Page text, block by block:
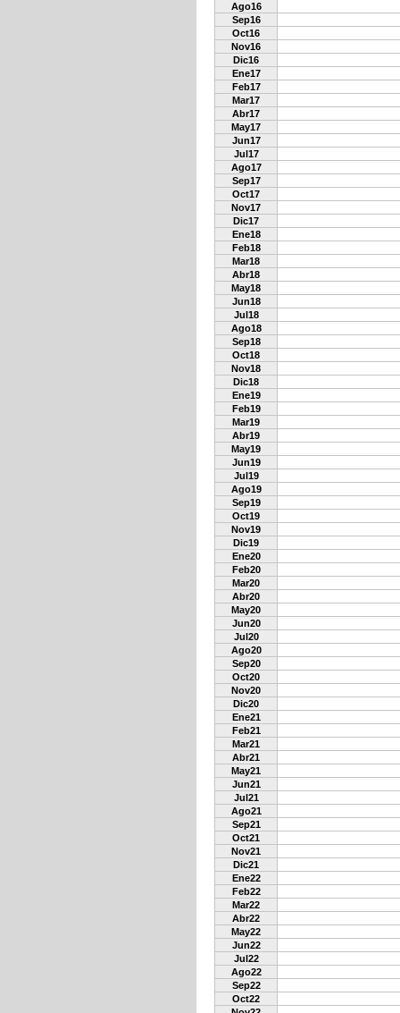
Ago16
Sep16
Oct16
Nov16
Dic16
Ene17
Feb17
Mar17
Abr17
May17
Jun17
Jul17
Ago17
Sep17
Oct17
Nov17
Dic17
Ene18
Feb18
Mar18
Abr18
May18
Jun18
Jul18
Ago18
Sep18
Oct18
Nov18
Dic18
Ene19
Feb19
Mar19
Abr19
May19
Jun19
Jul19
Ago19
Sep19
Oct19
Nov19
Dic19
Ene20
Feb20
Mar20
Abr20
May20
Jun20
Jul20
Ago20
Sep20
Oct20
Nov20
Dic20
Ene21
Feb21
Mar21
Abr21
May21
Jun21
Jul21
Ago21
Sep21
Oct21
Nov21
Dic21
Ene22
Feb22
Mar22
Abr22
May22
Jun22
Jul22
Ago22
Sep22
Oct22